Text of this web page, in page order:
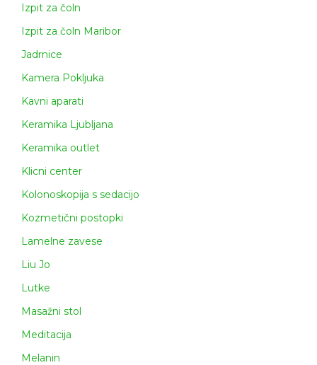
Izpit za čoln
Izpit za čoln Maribor
Jadrnice
Kamera Pokljuka
Kavni aparati
Keramika Ljubljana
Keramika outlet
Klicni center
Kolonoskopija s sedacijo
Kozmetični postopki
Lamelne zavese
Liu Jo
Lutke
Masažni stol
Meditacija
Melanin